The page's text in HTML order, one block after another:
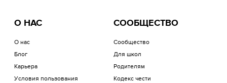
О НАС
О нас
Блог
Карьера
Условия пользования
СООБЩЕСТВО
Сообщество
Для школ
Родителям
Кодекс чести